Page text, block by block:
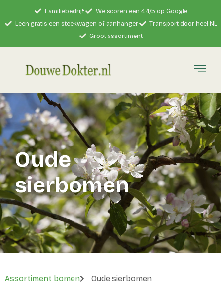
Familiebedrijf
We scoren een 4.4/5 op Google
Leen gratis een steekwagen of aanhanger
Transport door heel NL
Groot assortiment
Oude
sierbomen
Assortiment bomen Oude sierbomen